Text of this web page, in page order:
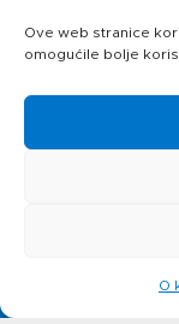
Ove web stranice
omogućile bolje
O
Proizvodi
Recepti